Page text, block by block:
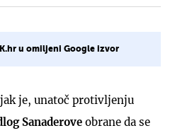
u omiljeni Google izvor
je, unatoč protivljenju
Sanaderove obrane da se